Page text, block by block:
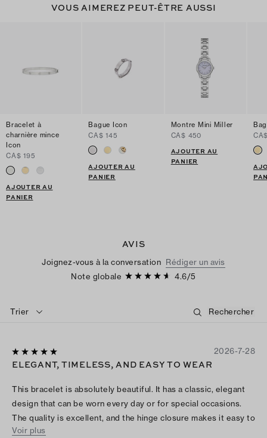
VOUS AIMEREZ PEUT-ÊTRE AUSSI
Bracelet à
charnière mince
Icon
CA$ 195
AJOUTER AU
PANIER
Bague Icon
CA$ 145
AJOUTER AU
PANIER
Montre Mini Miller
CA$ 450
AJOUTER AU
PANIER
AVIS
Joignez-vous à la conversation Rédiger un avis
Note globale
4.6/5
Trier
2026-7-28
ELEGANT, TIMELESS, AND EASY TO WEAR
This bracelet is absolutely beautiful. It has a classic, elegant
design that can be worn every day or for special occasions.
The quality is excellent, and the hinge closure makes it easy to
put on and take off while still feeling secure. It looks beautiful
Voir plus